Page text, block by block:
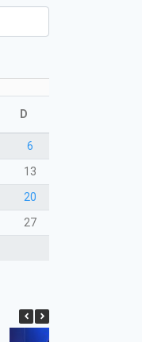
D
6
13
20
27